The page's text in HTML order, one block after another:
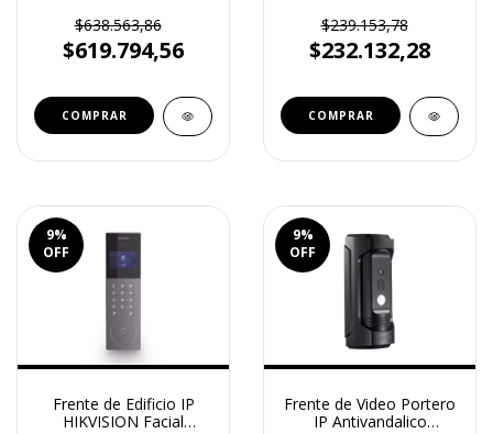
KD8003-IME1
$638.563,86
$619.794,56
$239.153,78
$232.132,28
9%
OFF
Frente de Edificio IP
HIKVISION Facial
9%
OFF
Frente de Video Portero
IP Antivandalico